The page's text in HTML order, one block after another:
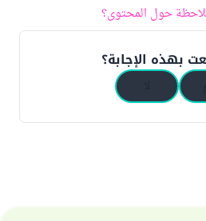
حول المحتوى؟
بهذه الإجابة؟